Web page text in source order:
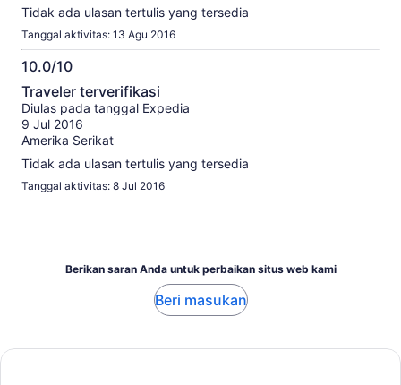
Tidak ada ulasan tertulis yang tersedia
Tanggal aktivitas: 13 Agu 2016
10.0/10
10.0
dari
10
Traveler terverifikasi
Diulas pada tanggal Expedia
9 Jul 2016
Amerika Serikat
Tidak ada ulasan tertulis yang tersedia
Tanggal aktivitas: 8 Jul 2016
Berikan saran Anda untuk perbaikan situs web kami
Beri masukan